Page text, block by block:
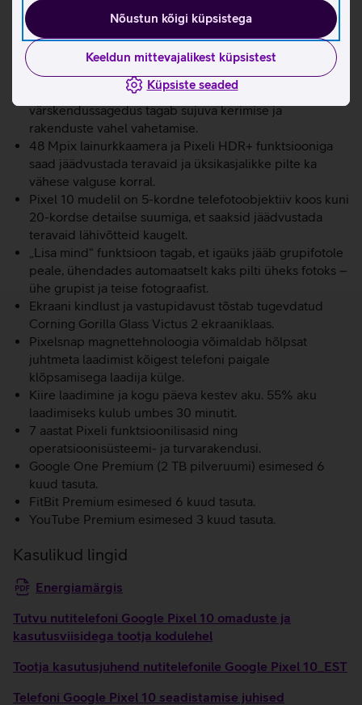
Nõustun kõigi küpsistega
Keeldun mittevajalikest küpsistest
Küpsiste seaded
ja selle kohta kohe abi saada.
Kiirust ja sujuvust tagab võimas Google Tensor G5 kiip,
mis on loodud toimima Google’i täiustatud AI’ga ja 12 GB
6,3-tolline 3000-nitti eredusega Actua ekraan on terav
ja selge ka otsese päikesevalguse käes. 120 Hz
värskendussagedus tagab sujuva kerimise ja
rakenduste vahel vahetamise.
48 Mpix lainurkkaamera ja Pixeli HDR+ funktsiooniga
saad jäädvustada teravaid ja üksikasjalikke pilte ka
vähese valguse korral.
Pixel 10 mudelil on 5-kordne telefotoobjektiiv koos kuni
20-kordse detailse suumiga, et saaksid jäädvustada
teravaid lähivõtteid kaugelt.
„Lisa mind“ funktsioon tagab, et igaüks jääb grupifotole
peale, ühendades automaatselt kaks pilti üheks fotoks –
ühe grupist ja teise fotograafist.
Ekraani kindlust ja vastupidavust tõstab tugevdatud
Corning Gorilla Glass Victus 2 ekraaniklaas.
Pixelsnap magnettehnoloogia võimaldab hõlpsat
juhtmeta laadimist kõigest telefoni paigale
klõpsamisega laadija külge.
Kiire laadimine ja kogu päeva kestev aku. 55% aku
laadimiseks kulub umbes 30 minutit.
7 aastat Pixeli funktsioonilisasid ning
operatsioonisüsteemi- ja turvarakendusi.
Google One Premium (2 TB pilveruumi) esimesed 6
kuud tasuta.
FitBit Premium esimesed 6 kuud tasuta.
YouTube Premium esimesed 3 kuud tasuta.
Kasulikud lingid
Energiamärgis
Tutvu nutitelefoni Google Pixel 10 omaduste ja
kasutusviisidega tootja kodulehel
Tootja kasutusjuhend nutitelefonile Google Pixel 10_EST
Telefoni Google Pixel 10 seadistamise juhised